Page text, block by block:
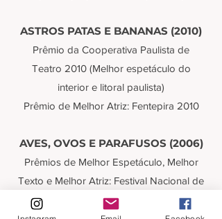
ASTROS PATAS E BANANAS (2010)
Prêmio da Cooperativa Paulista de
Teatro 2010 (Melhor espetáculo do
interior e litoral paulista)
Prêmio de Melhor Atriz: Fentepira 2010
AVES, OVOS E PARAFUSOS (2006)
Prêmios de Melhor Espetáculo, Melhor
Texto e Melhor Atriz: Festival Nacional de
Teatro de Blumenau (2007); Festival